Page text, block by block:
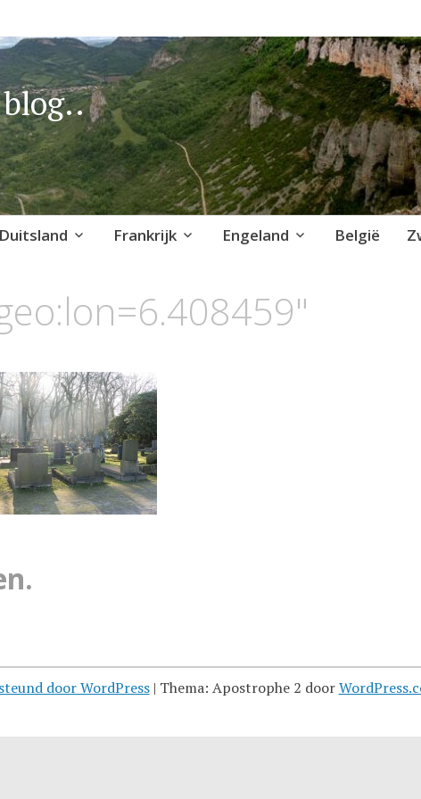
Duitsland Frankrijk Engeland België
door WordPress | Thema: Apostrophe 2 door